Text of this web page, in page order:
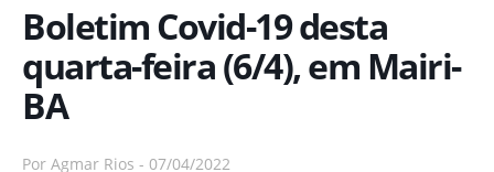
Boletim Covid-19 desta
quarta-feira (6/4), em Mairi-
BA
Por Agmar Rios - 07/04/2022